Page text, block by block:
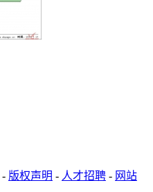
- 版权声明 - 人才招聘 - 网站